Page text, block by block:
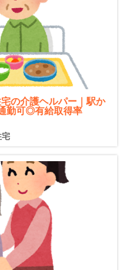
の介護ヘルパー｜駅か
勤可◎有給取得率
宅